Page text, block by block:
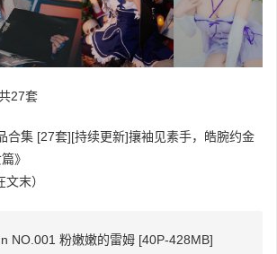
27套
合集 [27套][持续更新]攘袖见素手，皓腕约金
》
末）
NO.001 粉嫩嫩的雷姆 [40P-428MB]